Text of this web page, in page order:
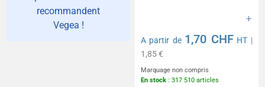
recommandent
Vegea !
A partir de 1,70 CHF HT |
1,85 €
Marquage non compris
En stock : 317 510 articles